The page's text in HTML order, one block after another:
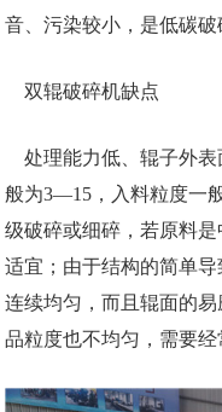
音、污染较小，是低碳破
双辊破碎机缺点
处理能力低、辊子外表
般为3—15，入料粒度一
级破碎或细碎，若原料
适宜；由于结构的简单
连续均匀，而且辊面的
品粒度也不均匀，需要经